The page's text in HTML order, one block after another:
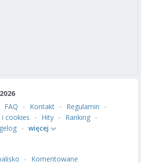
FAQ Kontakt
Regulamin
cookies
Hity
Ranking
więcej
Komentowane